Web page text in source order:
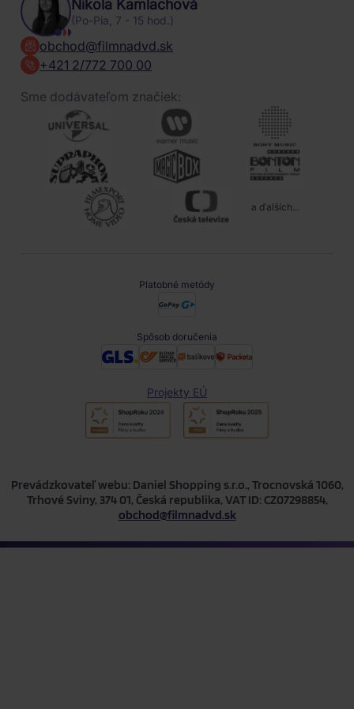
Nikola Kamlachová
(Po-Pia, 7 - 15 hod.)
obchod@filmnadvd.sk
+421 2/772 700 00
Sme dodávateľom značiek:
a ďalších...
Platobné metódy
Spôsob doručenia
Projekty EÚ
Prevádzkovateľ webu: Daniel Shopping s.r.o., Trocnovská 1060,
Trhové Sviny, 374 01, Česká republika, VAT ID: CZ07298854,
obchod@filmnadvd.sk